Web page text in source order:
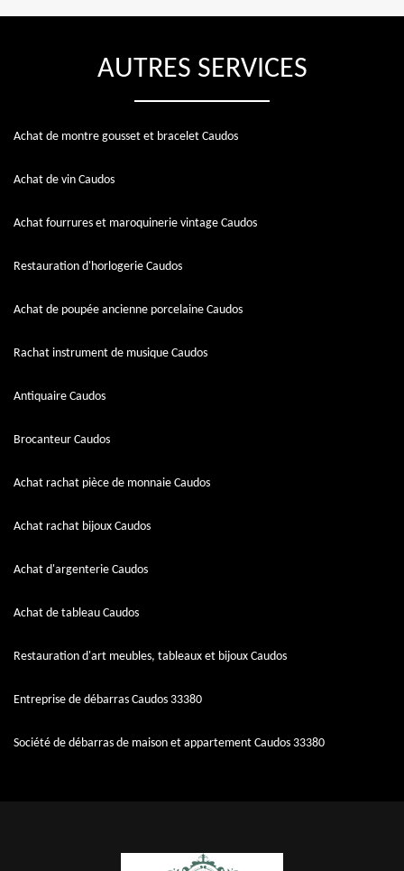
AUTRES SERVICES
Achat de montre gousset et bracelet Caudos
Achat de vin Caudos
Achat fourrures et maroquinerie vintage Caudos
Restauration d'horlogerie Caudos
Achat de poupée ancienne porcelaine Caudos
Rachat instrument de musique Caudos
Antiquaire Caudos
Brocanteur Caudos
Achat rachat pièce de monnaie Caudos
Achat rachat bijoux Caudos
Achat d'argenterie Caudos
Achat de tableau Caudos
Restauration d'art meubles, tableaux et bijoux Caudos
Entreprise de débarras Caudos 33380
Société de débarras de maison et appartement Caudos 33380